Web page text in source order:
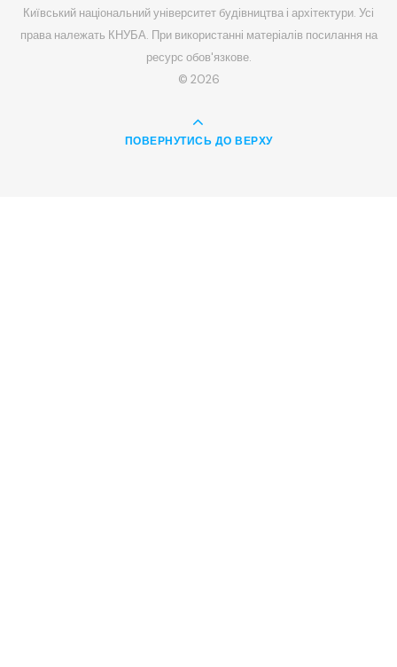
Київський національний університет будівництва і архітектури. Усі
права належать КНУБА. При використанні матеріалів посилання на
ресурс обов'язкове.
© 2026
ПОВЕРНУТИСЬ ДО ВЕРХУ